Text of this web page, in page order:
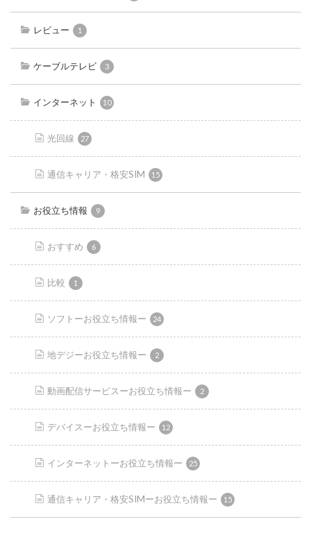
レビュー 1
ケーブルテレビ 3
インターネット 10
光回線 27
通信キャリア・格安SIM 15
お役立ち情報 9
おすすめ 6
比較 1
ソフトーお役立ち情報ー 24
地デジーお役立ち情報ー 2
動画配信サービスーお役立ち情報ー 2
デバイスーお役立ち情報ー 12
インターネットーお役立ち情報ー 25
通信キャリア・格安SIMーお役立ち情報ー 15